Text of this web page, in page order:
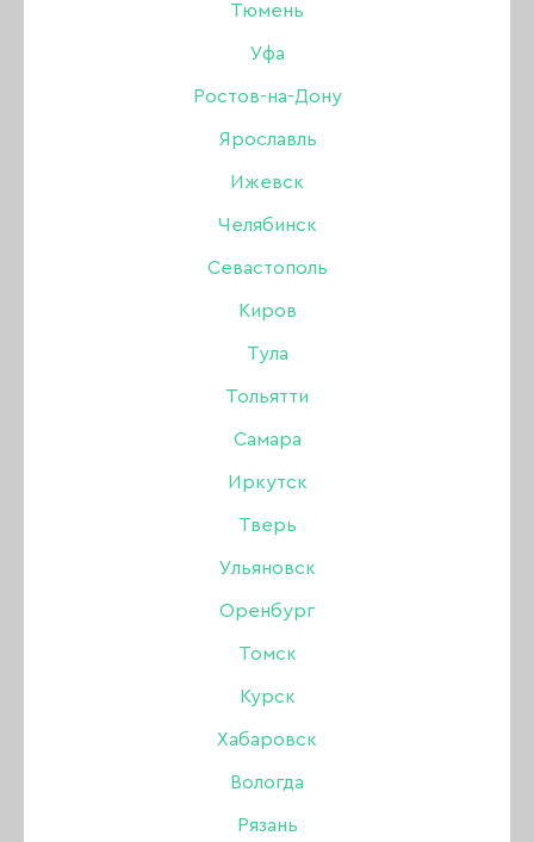
Тюмень
Уфа
Ростов-на-Дону
Ярославль
Ижевск
Челябинск
Севастополь
Киров
Тула
Тольятти
Самара
Иркутск
Тверь
Ульяновск
Оренбург
Томск
Курск
Хабаровск
Вологда
Рязань
АПЕЛЬСИНОВЫЕ ПАЛОЧКИ
БАХИЛЫ, ТАПОЧКИ, РАЗДЕЛИТЕЛИ ДЛЯ
ПАЛЬЦЕВ
КОЛПАЧКИ И ОСНОВЫ